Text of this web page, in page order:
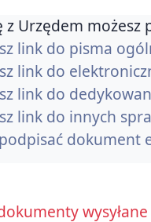
Urzędem możesz
link do pisma
link do
link do
link do innych
dokument